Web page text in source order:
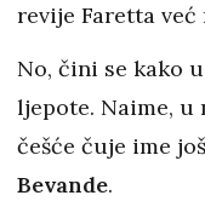
revije Faretta već
No, čini se kako
ljepote. Naime, u
češće čuje ime
Bevande.